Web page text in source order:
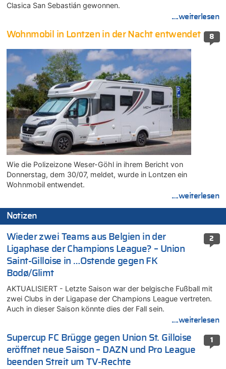
Clasica San Sebastián gewonnen.
....weiterlesen
8
Wohnmobil in Lontzen in der Nacht entwendet
Wie die Polizeizone Weser-Göhl in ihrem Bericht von
Donnerstag, dem 30/07, meldet, wurde in Lontzen ein
Wohnmobil entwendet.
....weiterlesen
Notizen
2
Wieder zwei Teams aus Belgien in der
Ligaphase der Champions League? – Union
Saint-Gilloise in …Ostende gegen FK
Bodø/Glimt
AKTUALISIERT - Letzte Saison war der belgische Fußball mit
zwei Clubs in der Ligapase der Champions League vertreten.
Auch in dieser Saison könnte dies der Fall sein.
....weiterlesen
1
Supercup FC Brügge gegen Union St. Gilloise
eröffnet neue Saison – DAZN und Pro League
beenden Streit um TV-Rechte